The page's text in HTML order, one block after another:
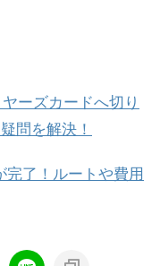
ーズカードへ切り
問を解決！
了！ルートや費用